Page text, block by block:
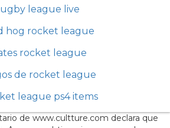
league live
hog rocket league
rocket league
de rocket league
league ps4 items
de www.cultture.com declara que